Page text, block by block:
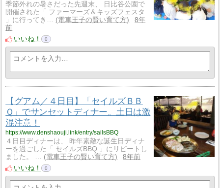
季節外れの暑さだった先週末、 日比谷公園で
開催された「 ファーマーズ＆キッズフェスタ
」に行ってき…
電車王子の賢い育て方
8年
前
いいね！
0
【グアム／４日目】「セイルズＢＢ
Ｑ」でサンセットディナー。土日は激
混注意！
https://www.denshaouji.link/entry/sailsBBQ
４日目ディナーは、 昨年素敵な誕生日ディナ
ーを過ごした「 セイルズBBQ 」にリピートし
ました。 …
電車王子の賢い育て方
8年前
いいね！
0